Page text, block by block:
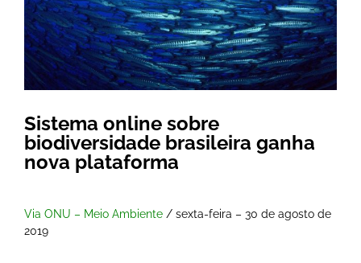
Sistema online sobre
biodiversidade brasileira ganha
nova plataforma
Via ONU – Meio Ambiente / sexta-feira – 30 de agosto de
2019